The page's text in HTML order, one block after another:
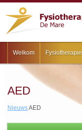
Welkom Fysiotherapie
AED
NieuwsAED